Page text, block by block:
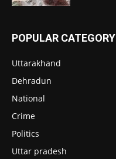
POPULAR CATEGORY
Uttarakhand
Dehradun
National
Crime
Politics
Uttar pradesh